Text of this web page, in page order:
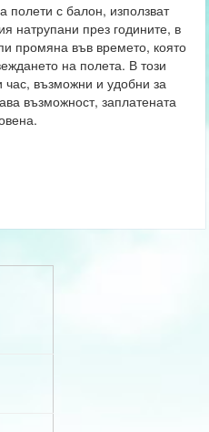
полети с балон, използват
натрупани през годините, в
промяна във времето, която
на полета. В този
час, възможни и удобни за
възможност, заплатената